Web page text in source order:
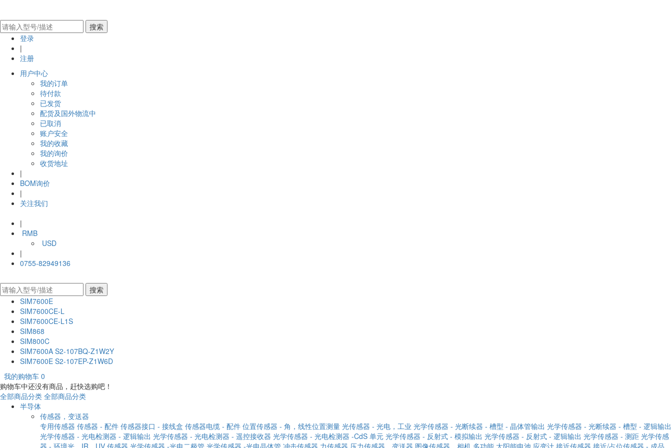
搜索
登录
|
注册
用户中心
我的订单
待付款
已发货
配货及国外物流中
已取消
账户安全
我的收藏
我的询价
收货地址
|
BOM询价
|
关注我们
|
RMB
USD
|
0755-82949136
SIM7600E
SIM7600CE-L
SIM7600CE-L1S
SIM868
SIM800C
SIM7600A S2-107BQ-Z1W2Y
SIM7600E S2-107EP-Z1W6D
我的购物车 0
购物车中还没有商品，赶快选购吧！
全部商品分类 全部商品分类
半导体
传感器，变送器
专用传感器 传感器 - 配件 传感器接口 - 接线盒 传感器电缆 - 配件 位置传感器 - 角，线性位置测量 光传感器 - 光电，工业 光学传感器 - 光断续器 - 槽型 - 晶体管输出 光学传感器 - 光断续器 - 槽型 - 逻辑输出
光学传感器 - 光电检测器 - 逻辑输出 光学传感器 - 光电检测器 - 遥控接收器 光学传感器 - 光电检测器 -CdS 单元 光学传感器 - 反射式 - 模拟输出 光学传感器 - 反射式 - 逻辑输出 光学传感器 - 测距 光学传感
器 - 环境光，IR，UV 传感器 光学传感器 -光电二极管 光学传感器 -光电晶体管 冲击传感器 力传感器 压力传感器，变送器 图像传感器，相机 多功能 太阳能电池 应变计 接近传感器 接近/占位传感器 - 成品